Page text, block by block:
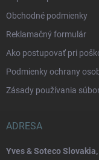
Obchodné podmienky
Reklamačný formulár
Ako postupovať pri
Podmienky ochrany
Zásady používania
ADRESA
Yves & Soteco Slovakia,